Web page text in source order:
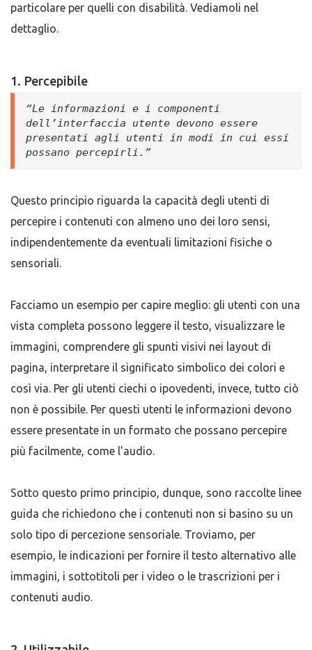
particolare per quelli con disabilità. Vediamoli nel
dettaglio.
1. Percepibile
“Le informazioni e i componenti
dell’interfaccia utente devono essere
presentati agli utenti in modi in cui essi
possano percepirli.”
Questo principio riguarda la capacità degli utenti di
percepire i contenuti con almeno uno dei loro sensi,
indipendentemente da eventuali limitazioni fisiche o
sensoriali.
Facciamo un esempio per capire meglio: gli utenti con una
vista completa possono leggere il testo, visualizzare le
immagini, comprendere gli spunti visivi nei layout di
pagina, interpretare il significato simbolico dei colori e
così via. Per gli utenti ciechi o ipovedenti, invece, tutto ciò
non è possibile. Per questi utenti le informazioni devono
essere presentate in un formato che possano percepire
più facilmente, come l'audio.
Sotto questo primo principio, dunque, sono raccolte linee
guida che richiedono che i contenuti non si basino su un
solo tipo di percezione sensoriale. Troviamo, per
esempio, le indicazioni per fornire il testo alternativo alle
immagini, i sottotitoli per i video o le trascrizioni per i
contenuti audio.